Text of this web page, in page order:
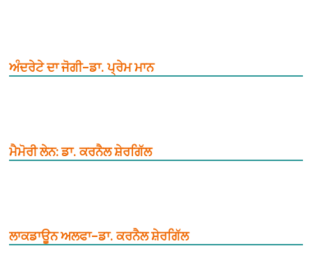
ਅੰਦਰੇਟੇ ਦਾ ਜੋਗੀ–ਡਾ. ਪ੍ਰੇਮ ਮਾਨ
ਮੈਮੋਰੀ ਲੇਨ: ਡਾ. ਕਰਨੈਲ ਸ਼ੇਰਗਿੱਲ
ਲਾਕਡਾਊਨ ਅਲਫਾ–ਡਾ. ਕਰਨੈਲ ਸ਼ੇਰਗਿੱਲ